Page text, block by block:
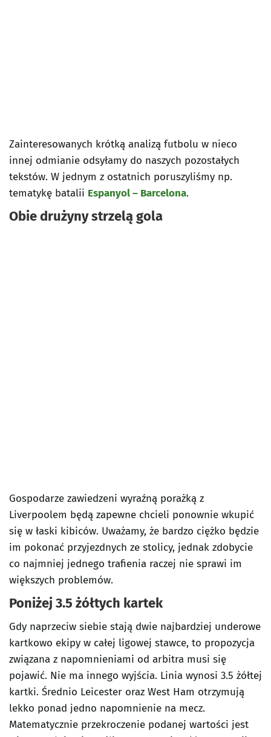
Zainteresowanych krótką analizą futbolu w nieco
innej odmianie odsyłamy do naszych pozostałych
tekstów. W jednym z ostatnich poruszyliśmy np.
tematykę batalii Espanyol – Barcelona.
Obie drużyny strzelą gola
Gospodarze zawiedzeni wyraźną porażką z
Liverpoolem będą zapewne chcieli ponownie wkupić
się w łaski kibiców. Uważamy, że bardzo ciężko będzie
im pokonać przyjezdnych ze stolicy, jednak zdobycie
co najmniej jednego trafienia raczej nie sprawi im
większych problemów.
Poniżej 3.5 żółtych kartek
Gdy naprzeciw siebie stają dwie najbardziej underowe
kartkowo ekipy w całej ligowej stawce, to propozycja
związana z napomnieniami od arbitra musi się
pojawić. Nie ma innego wyjścia. Linia wynosi 3.5 żółtej
kartki. Średnio Leicester oraz West Ham otrzymują
lekko ponad jedno napomnienie na mecz.
Matematycznie przekroczenie podanej wartości jest